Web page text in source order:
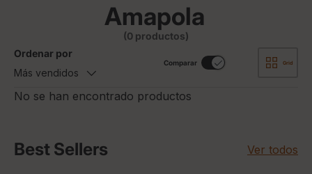
Amapola
(0 productos)
Ordenar por
Más vendidos
Comparar Grid
No se han encontrado productos
Best Sellers Ver todos